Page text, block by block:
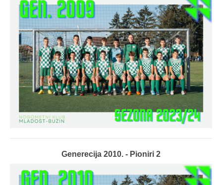
Generecija 2010. - Pioniri 2